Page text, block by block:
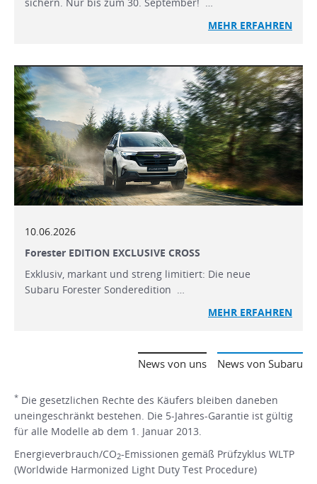
MEHR ERFAHREN
10.06.2026
Forester EDITION EXCLUSIVE CROSS
Exklusiv, markant und streng limitiert: Die neue
Subaru Forester Sonderedition …
MEHR ERFAHREN
News von Subaru
News von uns
* Die gesetzlichen Rechte des Käufers bleiben daneben
uneingeschränkt bestehen. Die 5-Jahres-Garantie ist gültig
für alle Modelle ab dem 1. Januar 2013.
Energieverbrauch/CO2-Emissionen gemäß Prüfzyklus WLTP
(Worldwide Harmonized Light Duty Test Procedure)